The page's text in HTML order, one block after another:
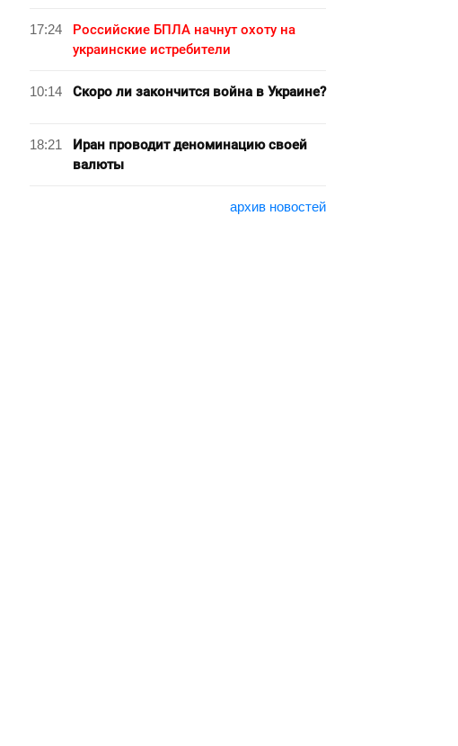
17:24
Российские БПЛА начнут охоту на
украинские истребители
10:14 Скоро ли закончится война в Украине?
18:21
Иран проводит деноминацию своей
валюты
архив новостей